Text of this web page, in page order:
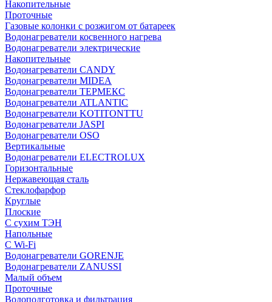
Накопительные
Проточные
Газовые колонки с розжигом от батареек
Водонагреватели косвенного нагрева
Водонагреватели электрические
Накопительные
Водонагреватели CANDY
Водонагреватели MIDEA
Водонагреватели ТЕРМЕКС
Водонагреватели ATLANTIC
Водонагреватели KOTITONTTU
Водонагреватели JASPI
Водонагреватели OSO
Вертикальные
Водонагреватели ELECTROLUX
Горизонтальные
Нержавеющая сталь
Стеклофарфор
Круглые
Плоские
С сухим ТЭН
Напольные
С Wi-Fi
Водонагреватели GORENJE
Водонагреватели ZANUSSI
Малый объем
Проточные
Водоподготовка и фильтрация